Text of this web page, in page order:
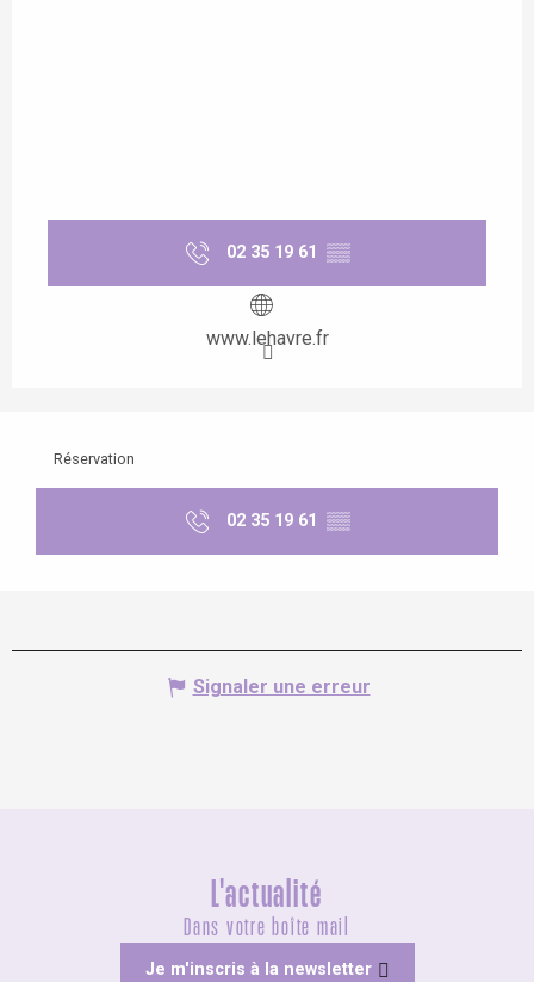
02 35 19 61 ▒▒
www.lehavre.fr
Réservation
02 35 19 61 ▒▒
Signaler une erreur
L'actualité
Dans votre boîte mail
Je m'inscris à la newsletter